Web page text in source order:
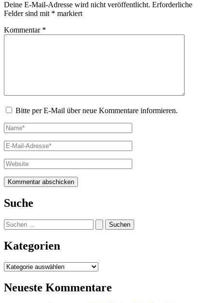
Deine E-Mail-Adresse wird nicht veröffentlicht. Erforderliche
Felder sind mit * markiert
Kommentar *
Bitte per E-Mail über neue Kommentare informieren.
Name*
E-
Mail-
Adresse*
Website
Suche
Suchen
nach:
Kategorien
Kategorien
Neueste Kommentare